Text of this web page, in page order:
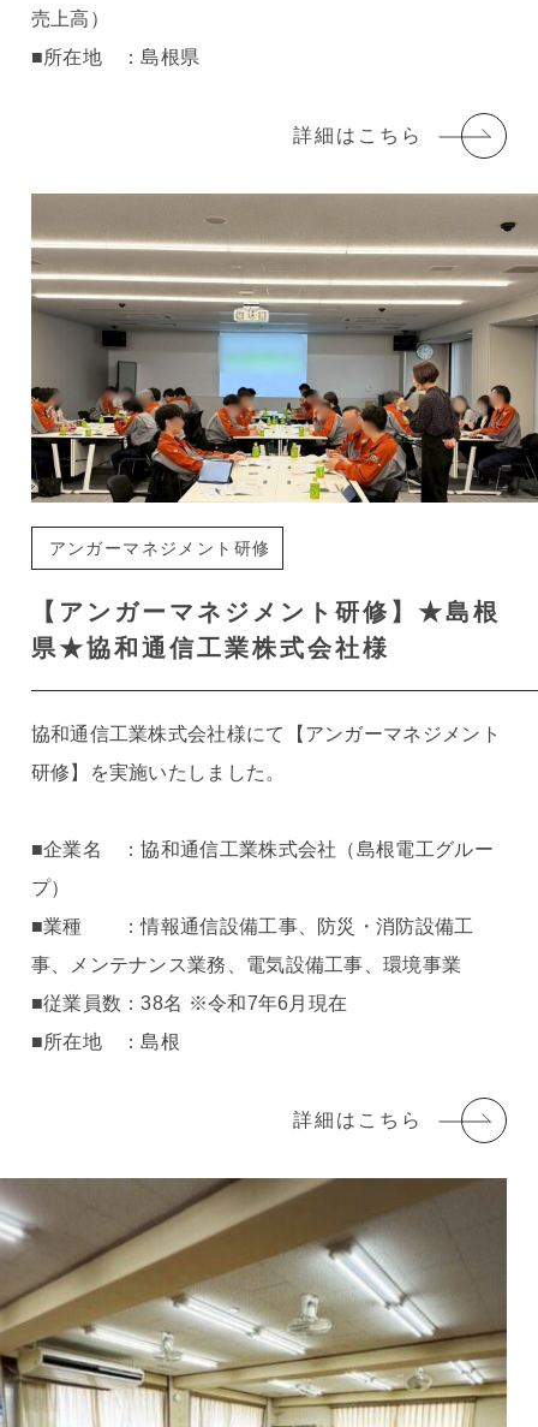
売上高）
■所在地 ：島根県
詳細はこちら
アンガーマネジメント研修
【アンガーマネジメント研修】★島根
県★協和通信工業株式会社様
協和通信工業株式会社様にて【アンガーマネジメント
研修】を実施いたしました。
■企業名 ：協和通信工業株式会社（島根電工グルー
プ）
■業種 ：情報通信設備工事、防災・消防設備工
事、メンテナンス業務、電気設備工事、環境事業
■従業員数：38名 ※令和7年6月現在
■所在地 ：島根
詳細はこちら